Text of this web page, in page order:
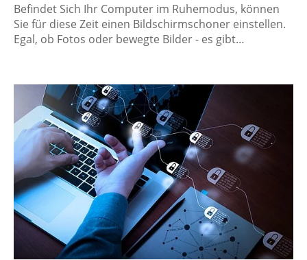
Befindet Sich Ihr Computer im Ruhemodus, können
Sie für diese Zeit einen Bildschirmschoner einstellen.
Egal, ob Fotos oder bewegte Bilder - es gibt…